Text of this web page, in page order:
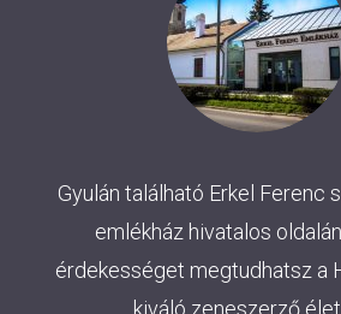
Gyulán található Erkel Ferenc
emlékház hivatalos
érdekességet megtudhatsz a
kiváló zeneszerző